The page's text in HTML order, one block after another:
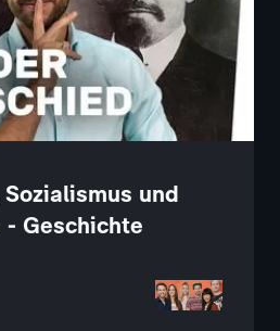
und
- Geschichte